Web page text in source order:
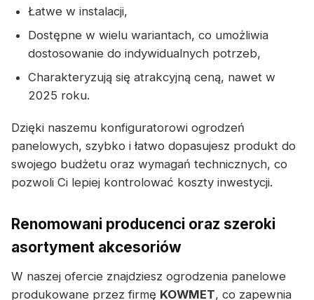
Łatwe w instalacji,
Dostępne w wielu wariantach, co umożliwia
dostosowanie do indywidualnych potrzeb,
Charakteryzują się atrakcyjną ceną, nawet w
2025 roku.
Dzięki naszemu konfiguratorowi ogrodzeń
panelowych, szybko i łatwo dopasujesz produkt do
swojego budżetu oraz wymagań technicznych, co
pozwoli Ci lepiej kontrolować koszty inwestycji.
Renomowani producenci oraz szeroki
asortyment akcesoriów
W naszej ofercie znajdziesz ogrodzenia panelowe
produkowane przez firmę KOWMET, co zapewnia